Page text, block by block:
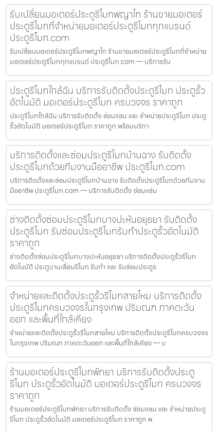
รับเปลี่ยนมอเตอร์ประตูรีโมทพญาไท ร้านขายมอเตอร์
ประตูรีโมทที่จำหน่ายมอเตอร์ประตูรีโมททุกแบรนด์
ประตูรีโมท.com
รับเปลี่ยนมอเตอร์ประตูรีโมทพญาไท ร้านขายมอเตอร์ประตูรีโมทที่จำหน่าย
มอเตอร์ประตูรีโมททุกแบรนด์ ประตูรีโมท.com — บริการรับ
ประตูรีโมทใกล้ฉัน บริการรับติดตั้งประตูรีโมท ประตูรั้ว
อัตโนมัติ มอเตอร์ประตูรีโมท ครบวงจร ราคาถูก
ประตูรีโมทใกล้ฉัน บริการรับติดตั้ง ซ่อมแซม และ จำหน่ายประตูรีโมท ประตู
รั้วอัตโนมัติ มอเตอร์ประตูรีโมท ราคาถูก พร้อมบริกา
บริการติดตั้งและซ่อมประตูรีโมทบ้านฉาง รับติดตั้ง
ประตูรีโมทด้วยทีมงานมืออาชีพ ประตูรีโมท.com
บริการติดตั้งและซ่อมประตูรีโมทบ้านฉาง รับติดตั้งประตูรีโมทด้วยทีมงาน
มืออาชีพ ประตูรีโมท.com — บริการรับติดตั้ง ซ่อมแซ่ม
ช่างติดตั้งซ่อมประตูรีโมทบางปะหันอยุธยา รับติดตั้ง
ประตูรีโมท รับซ่อมประตูรีโมทรับทำประตูรั้วอัตโนมัติ
ราคาถูก
ช่างติดตั้งซ่อมประตูรีโมทบางปะหันอยุธยา บริการติดตั้งประตูรั้วรีโมท
อัตโนมัติ ประตูบานเลื่อนรีโมท รับทำ และ รับซ่อมประตูร
จำหน่ายและติดตั้งประตูรั้วรีโมทสายไหม บริการติดตั้ง
ประตูรีโมทครบวงจรในกรุงเทพ ปริมณฑ ภาคตะวัน
ออก และพื้นที่ใกล้เคียง
จำหน่ายและติดตั้งประตูรั้วรีโมทสายไหม บริการติดตั้งประตูรีโมทครบวงจร
ในกรุงเทพ ปริมณฑ ภาคตะวันออก และพื้นที่ใกล้เคียง — บ
ร้านมอเตอร์ประตูรีโมทพัทยา บริการรับติดตั้งประตู
รีโมท ประตูรั้วอัตโนมัติ มอเตอร์ประตูรีโมท ครบวงจร
ราคาถูก
ร้านมอเตอร์ประตูรีโมทพัทยา บริการรับติดตั้ง ซ่อมแซม และ จำหน่ายประตู
รีโมท ประตูรั้วอัตโนมัติ มอเตอร์ประตูรีโมท ราคาถูก พ